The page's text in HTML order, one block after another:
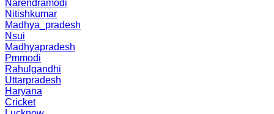
Narendramodi
Nitishkumar
Madhya_pradesh
Nsui
Madhyapradesh
Pmmodi
Rahulgandhi
Uttarpradesh
Haryana
Cricket